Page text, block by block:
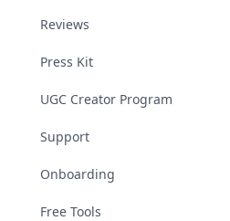
Reviews
Press Kit
UGC Creator Program
Support
Onboarding
Free Tools